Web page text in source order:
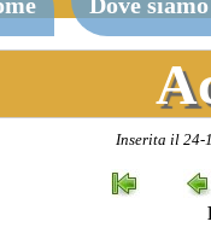
Inserita il 24-